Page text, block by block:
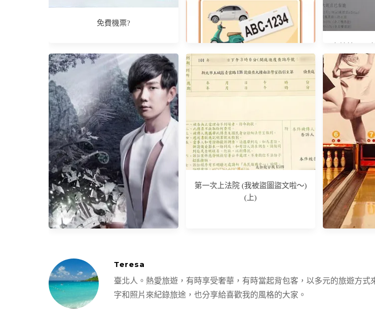
免費機票?
輕鬆入袋
7/14 JJ 時線Timeline演唱會
第一次上法院 (我被盜圖盜文啦～)
(上)
慶功@
Teresa
臺北人。熱愛旅遊，有時享受奢華，有時當起背包客，以多元的旅遊方式
字和照片來紀錄旅途，也分享給喜歡我的風格的大家。